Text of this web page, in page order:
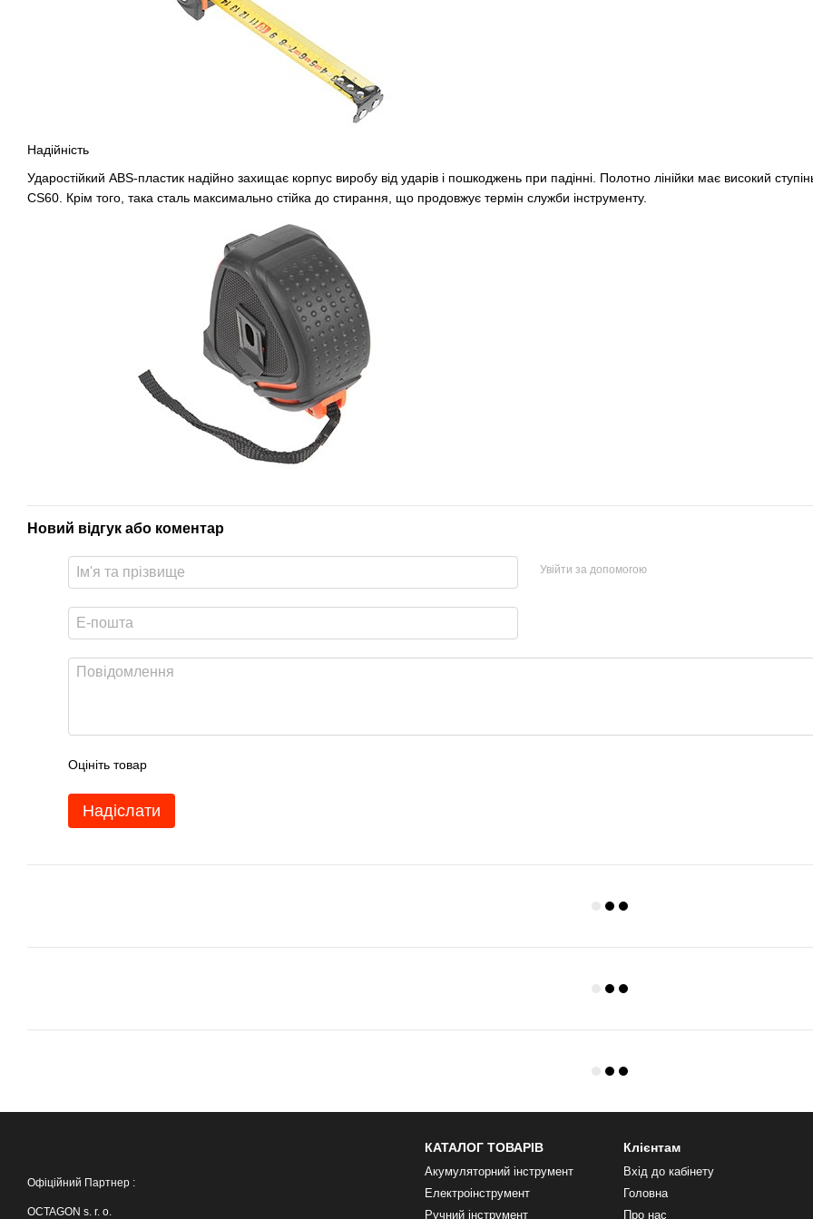
Надійність
Ударостійкий ABS-пластик надійно захищає корпус виробу від ударів і пошкоджень при падінні. Полотно лінійки має високий
CS60. Крім того, така сталь максимально стійка до стирання, що продовжує термін служби інструменту.
Новий відгук або коментар
Увійти за допомогою
Оцініть товар
Надіслати
Офіційний Партнер :
OCTAGON s. r. o.
КАТАЛОГ ТОВАРІВ
Акумуляторний інструмент
Електроінструмент
Ручний інструмент
Клієнтам
Вхід до кабінету
Головна
Про нас